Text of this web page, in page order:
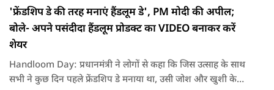
'फ्रेंडशिप डे की तरह मनाएं हैंडलूम डे', PM मोदी की अपील;
बोले- अपने पसंदीदा हैंडलूम प्रोडक्ट का VIDEO बनाकर करें
शेयर
Handloom Day: प्रधानमंत्री ने लोगों से कहा कि जिस उत्साह के साथ
सभी ने कुछ दिन पहले फ्रेंडशिप डे मनाया था, उसी जोश और खुशी के